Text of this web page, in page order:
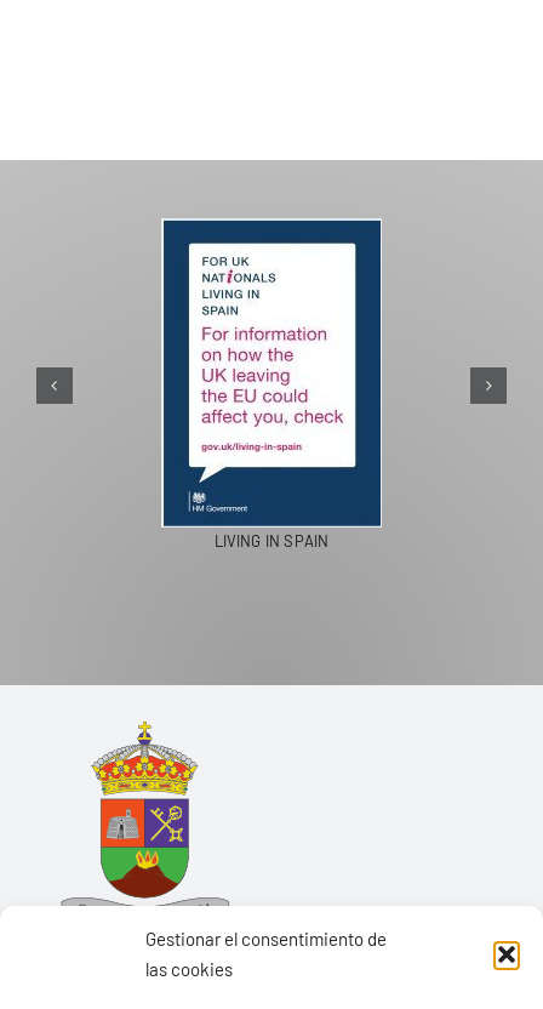
Gestionar el consentimiento de
las cookies
LIVING IN SPAIN